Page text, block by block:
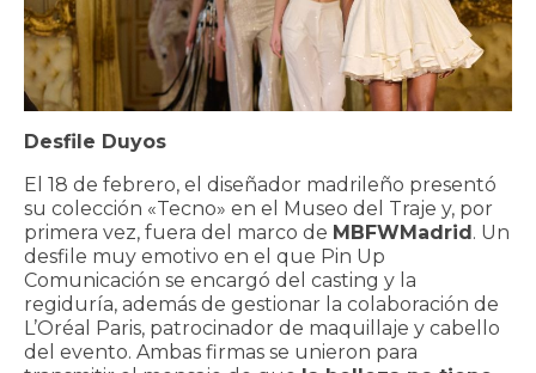
Desfile Duyos
El 18 de febrero, el diseñador madrileño presentó
su colección «Tecno» en el Museo del Traje y, por
primera vez, fuera del marco de MBFWMadrid. Un
desfile muy emotivo en el que Pin Up
Comunicación se encargó del casting y la
regiduría, además de gestionar la colaboración de
L’Oréal Paris, patrocinador de maquillaje y cabello
del evento. Ambas firmas se unieron para